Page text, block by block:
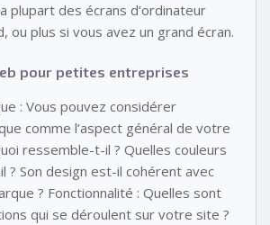
plupart des écrans d’ordinateur
ou plus si vous avez un grand écran.
pour petites entreprises
: Vous pouvez considérer
comme l’aspect général de votre
ressemble-t-il ? Quelles couleurs
? Son design est-il cohérent avec
? Fonctionnalité : Quelles sont
qui se déroulent sur votre site ?